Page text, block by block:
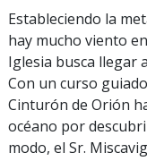
Estableciendo la
hay mucho viento
Iglesia busca llegar
Con un curso
Cinturón de Orión
océano por
modo, el Sr.